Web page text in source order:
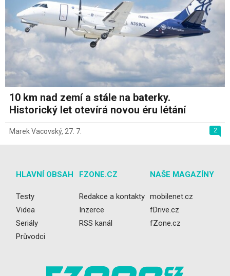
10 km nad zemí a stále na baterky.
Historický let otevírá novou éru létání
2
Marek Vacovský, 27. 7.
HLAVNÍ OBSAH
Testy
Videa
Seriály
Průvodci
FZONE.CZ
Redakce a kontakty
Inzerce
RSS kanál
NAŠE MAGAZÍNY
mobilenet.cz
fDrive.cz
fZone.cz